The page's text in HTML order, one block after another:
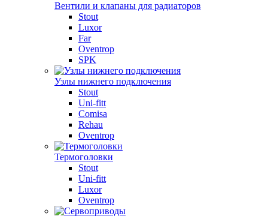
Вентили и клапаны для радиаторов
Stout
Luxor
Far
Oventrop
SPK
Узлы нижнего подключения
Stout
Uni-fitt
Comisa
Rehau
Oventrop
Термоголовки
Stout
Uni-fitt
Luxor
Oventrop